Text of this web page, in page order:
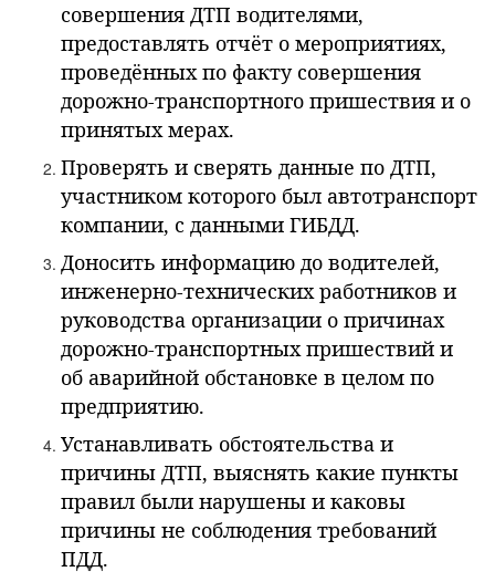
совершения ДТП водителями,
предоставлять отчёт о мероприятиях,
проведённых по факту совершения
дорожно-транспортного пришествия и о
принятых мерах.
Проверять и сверять данные по ДТП,
участником которого был автотранспорт
компании, с данными ГИБДД.
Доносить информацию до водителей,
инженерно-технических работников и
руководства организации о причинах
дорожно-транспортных пришествий и
об аварийной обстановке в целом по
предприятию.
Устанавливать обстоятельства и
причины ДТП, выяснять какие пункты
правил были нарушены и каковы
причины не соблюдения требований
ПДД.